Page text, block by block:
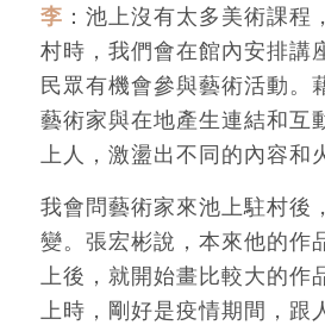
李 ：池上沒有太多美術課程
村時，我們會在館內安排講
民眾有機會參與藝術活動。
藝術家與在地產生連結和互
上人，激盪出不同的內容和
我會問藝術家來池上駐村後
變。張宏彬說，本來他的作
上後，就開始畫比較大的作
上時，剛好是疫情期間，跟